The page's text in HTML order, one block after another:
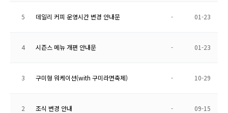
5 데일리 커피 운영시간 변경 안내문 - 01-23
4 시즌스 메뉴 개편 안내문 - 01-23
3 구미형 워케이션(with 구미라면축제) - 10-29
2 조식 변경 안내 - 09-15